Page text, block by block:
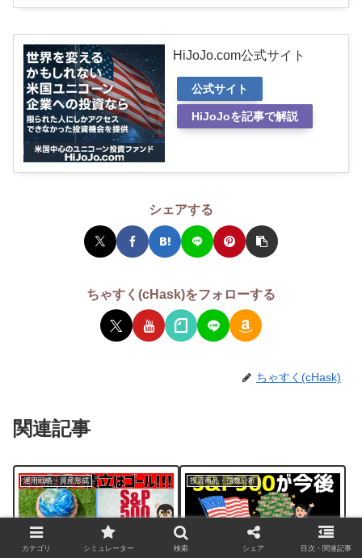
HiJoJo.com公式サイト
公式サイト
HiJoJoを記事で解説
シェアする
ちゃすく(cHask)をフォローする
ちゃすく(cHask)
関連記事
運用戦略・資産形成 投資商品・指数分析
カテゴリ シミュレーター 検索 シェア 目次・関連記事